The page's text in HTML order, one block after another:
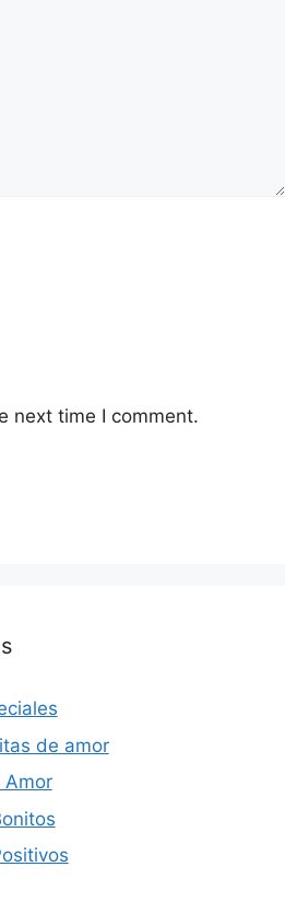
next time I comment.
de amor
Amor